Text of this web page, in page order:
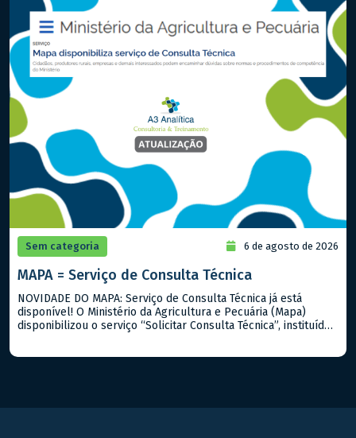
Sem categoria 6 de agosto de 2026
MAPA = Serviço de Consulta Técnica
NOVIDADE DO MAPA: Serviço de Consulta Técnica já está
disponível! O Ministério da Agricultura e Pecuária (Mapa)
disponibilizou o serviço “Solicitar Consulta Técnica”, instituído